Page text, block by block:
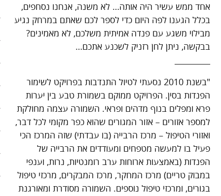
קהילה
כלכלה
פוליטיקה
טורים
101 דרכים להאט את החיים
צעדים ראשונים בסלואו פוד
המינימליסטים
הרגלי זן
אחד ממש עשיר היה אותה… לא משנה, אנחנו נסחפים,
בכלל הגענו לפה היום כדי לספר לכם שאתם במרחק נגיע
מבילוי משגע עם פנדה אמיתית משלכם, לא מאמינים?
בבקשה, ניתן לחן רזניק לשכנע אתכם…
"בשנת 2010 נסעתי לטיול התנדבות בפרויקט לשימור
הפנדות בסין. הפרויקט ממוקם בשמורת טבע בין יערות
פרא ומפלים בנוף מדהים ופראי. השמורה עצמה מחולקת
למספר אזורים – אזור המגורים שהוא כפר מקומי לכל דבר,
ואזורי הטיפול – מרכז הרבייה (בו עבדתי) שזה המרכז הכי
פעיל בו למעשה מטפחים ומעודדים את הרבייה של
הפנדות (באמצעות ארוחות ערב רומנטיות, נרות, וענפי
במבוק טריים) מרכז המחקר, מרכז המבקרים, מרכזי טיפול
בגורים, ומרכזי טיפול נוספים. השמורה מסודרת ומאורגנת